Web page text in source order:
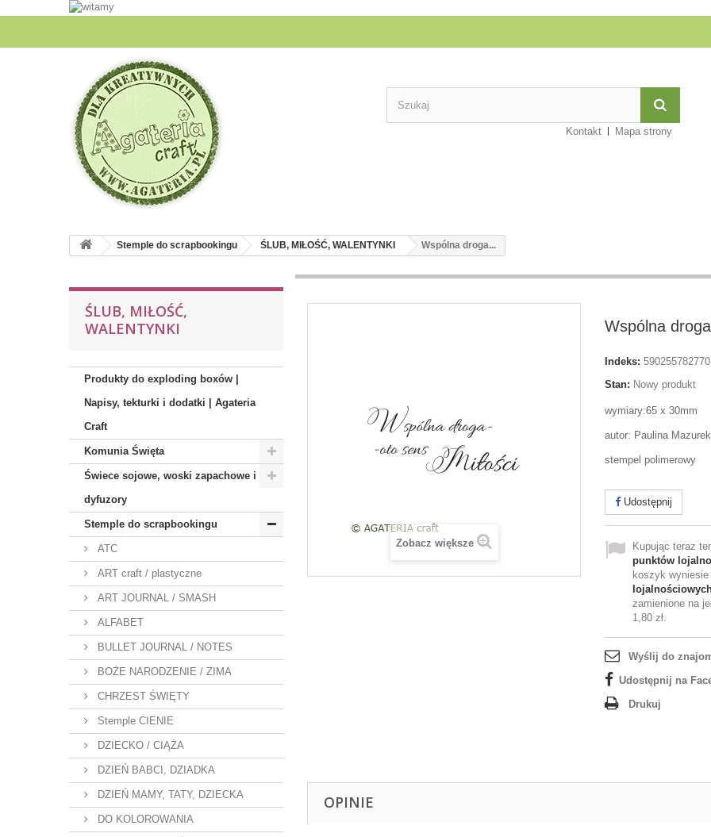
Kontakt Mapa strony
Stemple do scrapbookingu ŚLUB, MIŁOŚĆ, WALENTYNKI Wspólna droga...
ŚLUB, MIŁOŚĆ,
WALENTYNKI
Produkty do exploding boxów |
Napisy, tekturki i dodatki | Agateria
Craft
Komunia Święta
Świece sojowe, woski zapachowe i
dyfuzory
Stemple do scrapbookingu
ATC
ART craft / plastyczne
ART JOURNAL / SMASH
ALFABET
BULLET JOURNAL / NOTES
BOŻE NARODZENIE / ZIMA
CHRZEST ŚWIĘTY
Stemple CIENIE
DZIECKO / CIĄŻA
DZIEŃ BABCI, DZIADKA
DZIEŃ MAMY, TATY, DZIECKA
DO KOLOROWANIA
Zobacz większe
Wspólna
Indeks:
Stan: Nowy produkt
wymiary:65 x 30mm
autor: Paulina Mazurek
stempel polimerowy
Udostępnij
Kupując teraz
punktów
koszyk wyniesie
zamienione na
1,80 zł.
Wyślij do
Udostępnij na
Drukuj
OPINIE